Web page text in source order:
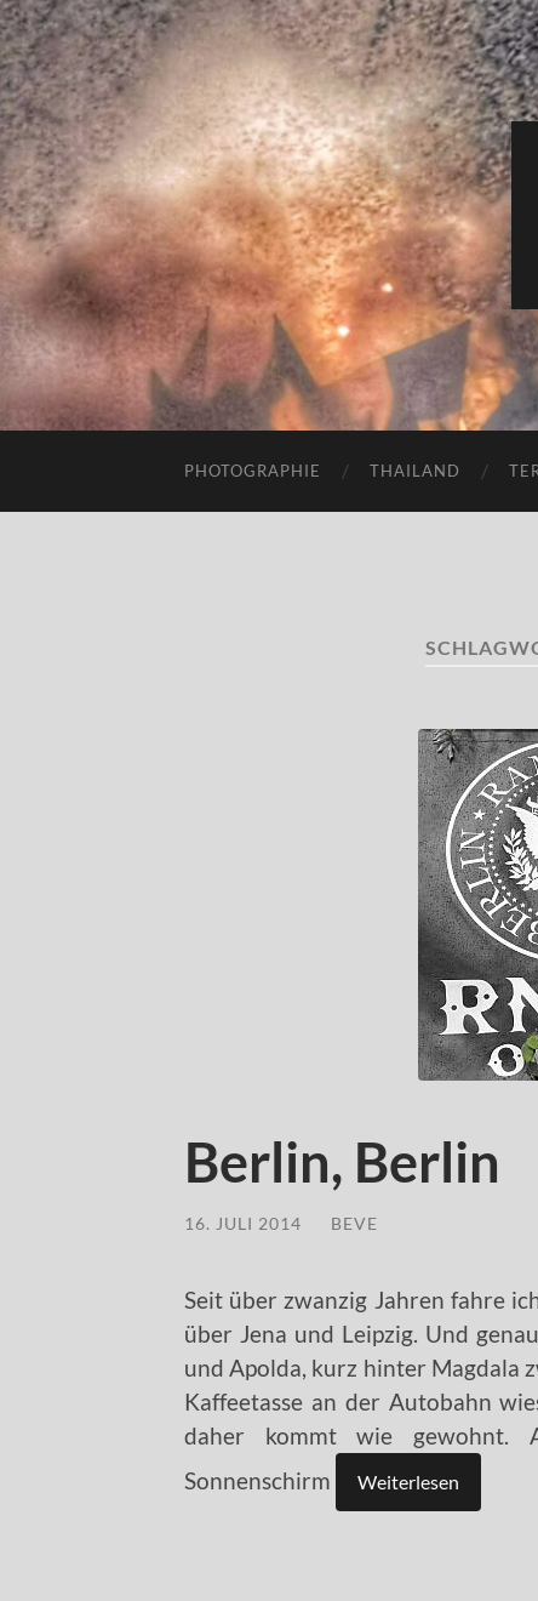
PHOTOGRAPHIE THAILAND
Berlin, Berlin
16. JULI 2014 BEVE
Seit über zwanzig Jahren fahre
über Jena und Leipzig. Und
und Apolda, kurz hinter Magdala
Kaffeetasse an der Autobahn
daher kommt wie gewohnt.
Sonnenschirm
Weiterlesen